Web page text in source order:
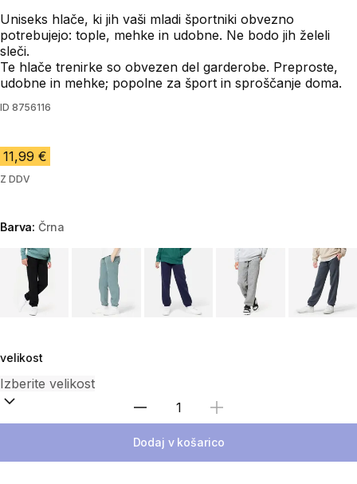
Uniseks hlače, ki jih vaši mladi športniki obvezno
potrebujejo: tople, mehke in udobne. Ne bodo jih želeli
sleči.
Te hlače trenirke so obvezen del garderobe. Preproste,
udobne in mehke; popolne za šport in sproščanje doma.
ID 8756116
11,99 €
Z DDV
Barva:Črna
Choose a variant
velikost
Izberite količino
Dodaj v košarico